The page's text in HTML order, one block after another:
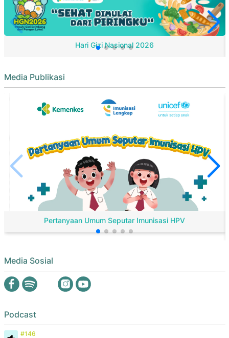
Hari Gizi Nasional 2026
Media Publikasi
Pertanyaan Umum Seputar Imunisasi HPV
Media Sosial
Podcast
#146